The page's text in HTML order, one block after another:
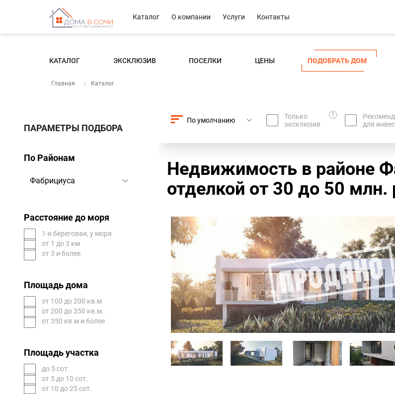
Каталог О компании Услуги Контакты
КАТАЛОГ ЭКСКЛЮЗИВ ПОСЕЛКИ ЦЕНЫ ПОДОБРАТЬ ДОМ
Главная Каталог
ПАРАМЕТРЫ ПОДБОРА
По Районам
Расстояние до моря
1-я береговая, у моря
от 1 до 3 км
от 3 и более
Площадь дома
от 100 до 200 кв.м
от 200 до 350 кв.м.
от 350 кв.м и более
Площадь участка
до 5 сот.
от 5 до 10 сот.
от 10 до 25 сот.
Только
эксклюзив
?
для
Недвижимость в районе
отделкой oт 30 до 50 млн.